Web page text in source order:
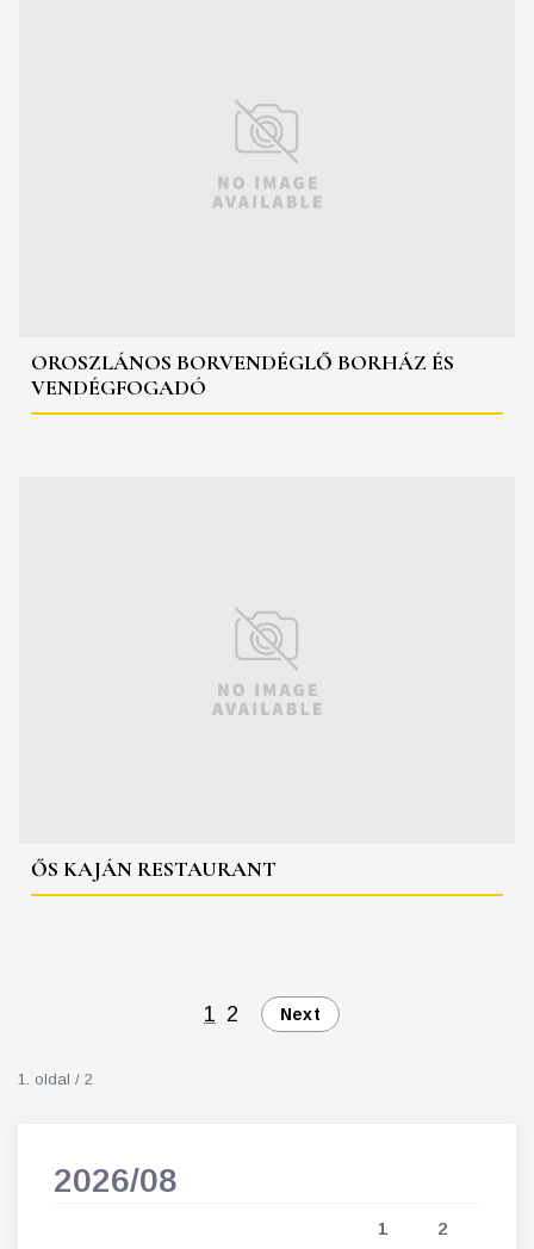
OROSZLÁNOS BORVENDÉGLŐ BORHÁZ ÉS
VENDÉGFOGADÓ
ŐS KAJÁN RESTAURANT
1 2 Next
1. oldal / 2
2026/08
1 2